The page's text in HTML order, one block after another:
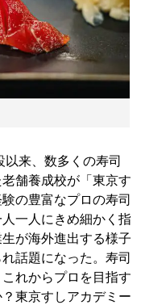
来、数多くの寿司
舗養成校が「東京す
の豊富なプロの寿司
一人にきめ細かく指
が海外進出する様子
話題になった。寿司
れからプロを目指す
東京すしアカデミー